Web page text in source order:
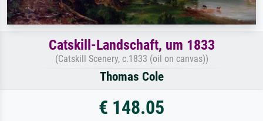
Catskill-Landschaft, um 1833
(Catskill Scenery, c.1833 (oil on canvas))
Thomas Cole
€ 148.05